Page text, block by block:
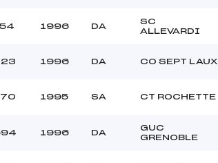
1996 DA
SC
ALLEVARDI
1996 DA CO SEPT LAUX
1995 SA CT ROCHETTE
1996 DA
GUC
GRENOBLE